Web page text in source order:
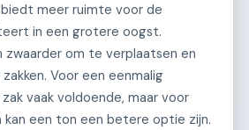
meer ruimte voor de
in een grotere oogst.
zwaarder om te verplaatsen en
Voor een eenmalig
vaak voldoende, maar voor
kan een ton een betere optie zijn.